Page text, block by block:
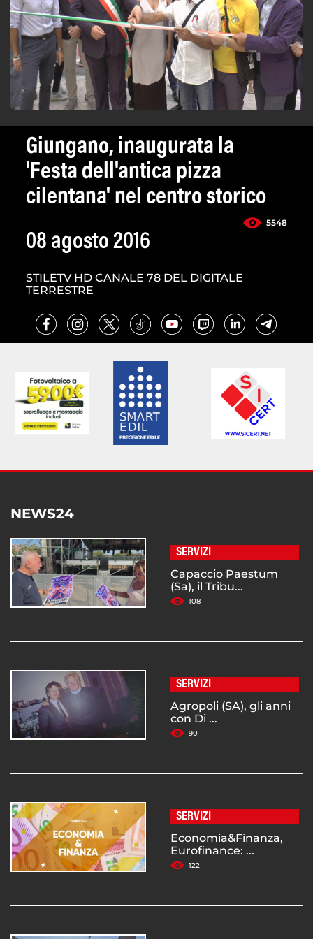
Giungano, inaugurata la
'Festa dell'antica pizza
cilentana' nel centro storico
5548
08 agosto 2016
STILETV HD CANALE 78 DEL DIGITALE
TERRESTRE
NEWS24
SERVIZI
Capaccio Paestum
(Sa), il Tribu...
108
SERVIZI
Agropoli (SA), gli anni
con Di ...
90
SERVIZI
Economia&Finanza,
Eurofinance: ...
122